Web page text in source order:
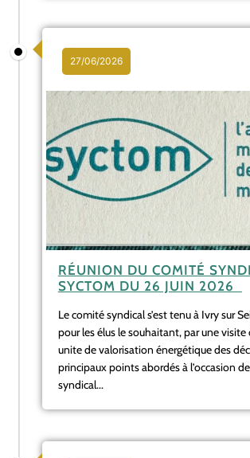
27/06/2026
RÉUNION DU COMITÉ
SYCTOM DU 26 JUIN 2026
Le comité syndical s’est tenu à Ivry sur
pour les élus le souhaitant, par une visite
unite de valorisation énergétique des
principaux points abordés à l’occasion
syndical...